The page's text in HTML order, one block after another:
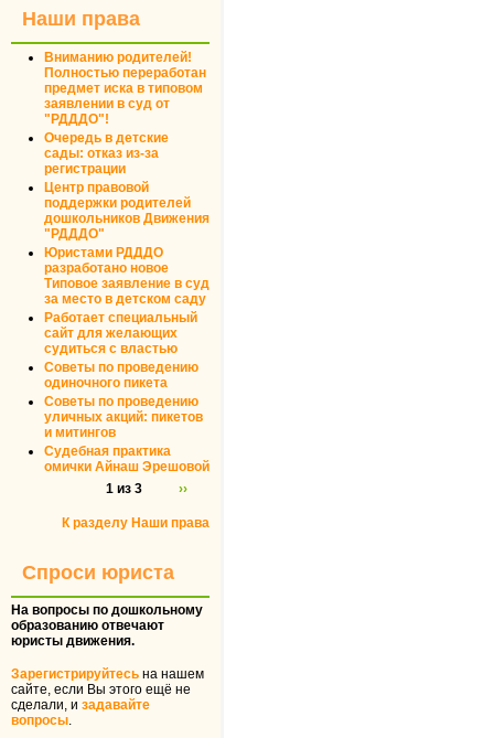
Наши права
Вниманию родителей!
Полностью переработан
предмет иска в типовом
заявлении в суд от
"РДДДО"!
Очередь в детские
сады: отказ из-за
регистрации
Центр правовой
поддержки родителей
дошкольников Движения
"РДДДО"
Юристами РДДДО
разработано новое
Типовое заявление в суд
за место в детском саду
Работает специальный
сайт для желающих
судиться с властью
Советы по проведению
одиночного пикета
Советы по проведению
уличных акций: пикетов
и митингов
Судебная практика
омички Айнаш Эрешовой
1 из 3
››
К разделу Наши права
Спроси юриста
На вопросы по дошкольному
образованию отвечают
юристы движения.
Зарегистрируйтесь на нашем
сайте, если Вы этого ещё не
сделали, и задавайте
вопросы